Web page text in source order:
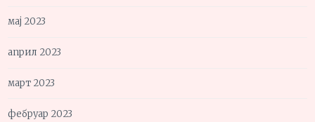
мај 2023
април 2023
март 2023
фебруар 2023